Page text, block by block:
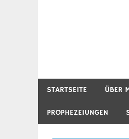
STARTSEITE ÜBER
PROPHEZEIUNGEN